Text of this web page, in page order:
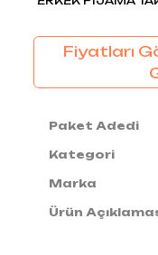
Fiyatları
Paket Adedi
Kategori
Marka
Ürün